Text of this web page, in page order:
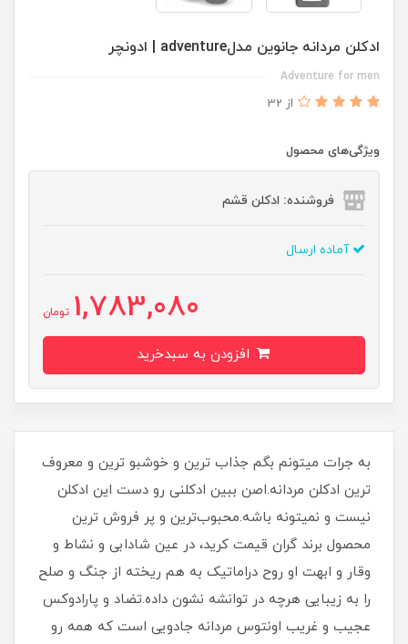
ادكلن مردانه جانوين مدلadventure | ادونچر
Adventure for men
از 32
ویژگی‌های محصول
فروشنده: ادکلن قشم
آماده ارسال
1,783,080 تومان
به جرات میتونم بگم جذاب ترین و خوشبو ترین و معروف
ترین ادکلن مردانه.اصن ببین ادکلنی رو دست این ادکلن
نیست و نمیتونه باشه.محبوب‌ترین و پر فروش ترین
محصول برند گران قیمت کرید، در عین شادابی و نشاط و
وقار و ابهت او روح دراماتیک به هم ریخته از جنگ و صلح
را به زیبایی هرچه در توانشه نشون داده.تضاد و پارادوکس
عجیب و غریب اونتوس مردانه جادویی است که همه رو